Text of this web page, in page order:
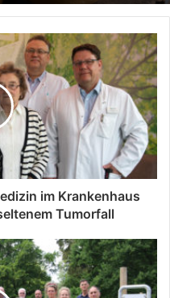
im Krankenhaus
Tumorfall